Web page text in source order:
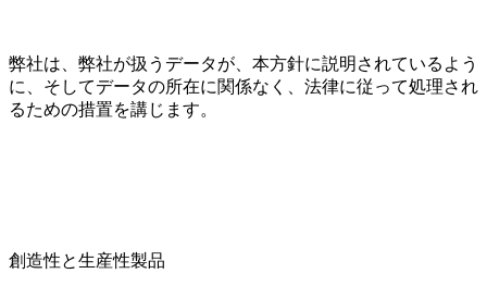
弊社は、弊社が扱うデータが、本方針に説明されているよう
に、そしてデータの所在に関係なく、法律に従って処理され
るための措置を講じます。
創造性と生産性製品